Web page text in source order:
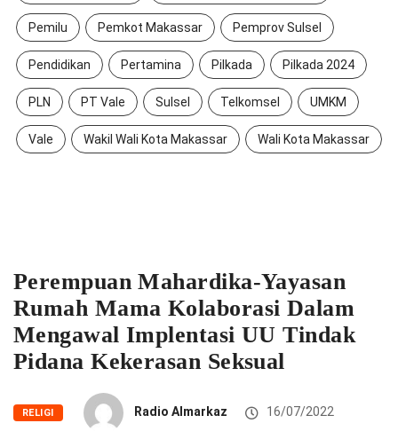
Pemilu Pemkot Makassar Pemprov Sulsel
Pendidikan Pertamina Pilkada Pilkada 2024
PLN PT Vale Sulsel Telkomsel UMKM
Vale Wakil Wali Kota Makassar Wali Kota Makassar
Perempuan Mahardika-Yayasan
Rumah Mama Kolaborasi Dalam
Mengawal Implentasi UU Tindak
Pidana Kekerasan Seksual
RELIGI Radio Almarkaz 16/07/2022